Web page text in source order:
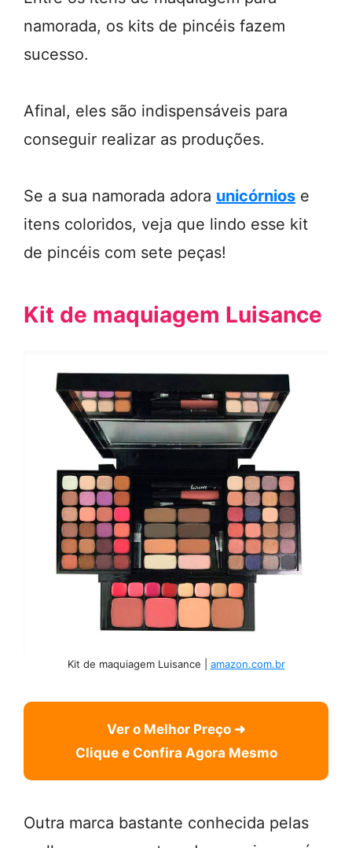
namorada, os kits de pincéis fazem
sucesso.
Afinal, eles são indispensáveis para
conseguir realizar as produções.
Se a sua namorada adora unicórnios e
itens coloridos, veja que lindo esse kit
de pincéis com sete peças!
Kit de maquiagem Luisance
Kit de maquiagem Luisance | amazon.com.br
Ver o Melhor Preço ➜
Clique e Confira Agora Mesmo
Outra marca bastante conhecida pelas